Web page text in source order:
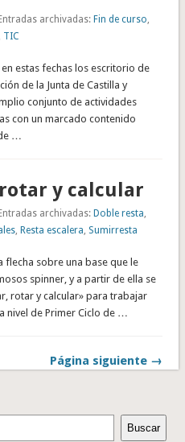
archivadas:Fin de curso
TIC
estas fechas los escritorio de
de la Junta de Castilla y
conjunto de actividades
con un marcado contenido
…
y calcular
archivadas:Doble resta
,Resta escalera Sumirresta
flecha sobre una base que le
spinner, y a partir de ella se
rotar y calcular» para trabajar
nivel de Primer Ciclo de …
Página siguiente →
Buscar